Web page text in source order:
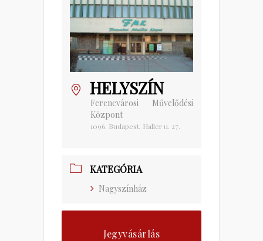
HELYSZÍN
Ferencvárosi Művelődési
Központ
1096. Budapest, Haller u. 27.
KATEGÓRIA
Nagyszínház
Jegyvásárlás